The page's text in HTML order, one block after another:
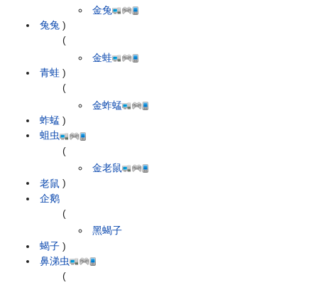
兔兔
金兔
)
青蛙
(
金蛙
)
蚱蜢
(
金蚱蜢
)
蛆虫
老鼠
(
金老鼠
)
企鹅
蝎子
(
黑蝎子
)
鼻涕虫
(